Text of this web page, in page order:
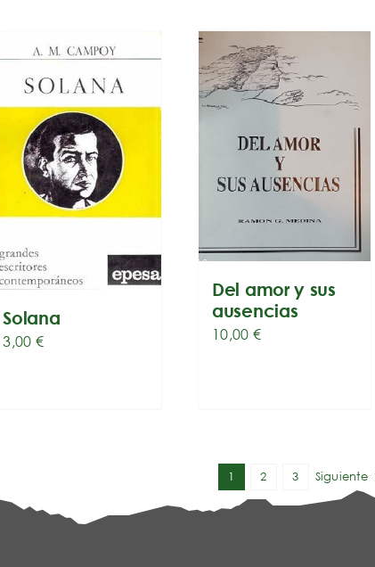
Solana
3,00 €
Del amor y sus
ausencias
10,00 €
1 2 3 Siguiente